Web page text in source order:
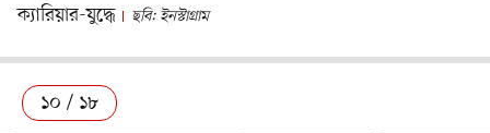
ক্যারিয়ার-যুদ্ধে
ছবি: ইনস্টাগ্রাম
১০ / ১৮